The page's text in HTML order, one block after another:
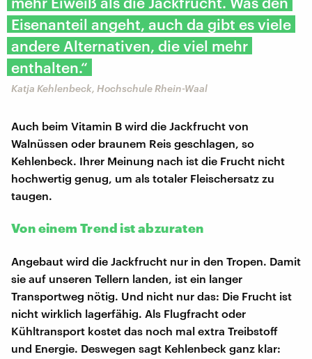
Eisenanteil angeht, auch da gibt es viele
andere Alternativen, die viel mehr
enthalten.“
​Katja Kehlenbeck, Hochschule Rhein-Waal
Auch beim Vitamin B wird die Jackfrucht von
Walnüssen oder braunem Reis geschlagen, so
Kehlenbeck. Ihrer Meinung nach ist die Frucht nicht
hochwertig genug, um als totaler Fleischersatz zu
taugen.
Von einem Trend ist abzuraten
Angebaut wird die Jackfrucht nur in den Tropen. Damit
sie auf unseren Tellern landen, ist ein langer
Transportweg nötig. Und nicht nur das: Die Frucht ist
nicht wirklich lagerfähig. Als Flugfracht oder
Kühltransport kostet das noch mal extra Treibstoff
und Energie. Deswegen sagt Kehlenbeck ganz klar: